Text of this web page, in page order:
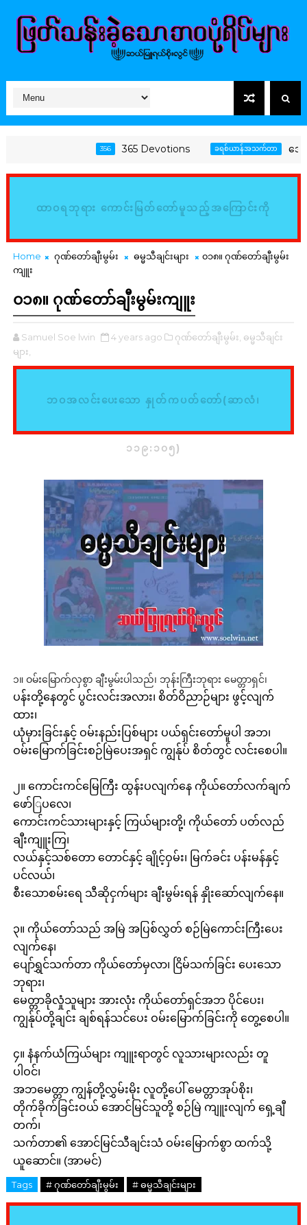
365 Devotions ခရစ်ယာန်အသက်တာ အောင်မြ
ထာဝရဘုရား ကောင်းမြတ်တော်မူသည့်အကြောင်းကို
မြည်းစမ်း၍ သိမှတ်ကြလော့ (ဆာလံ၊ ၃၄:၈)
Home ဂုဏ်တော်ချီးမွမ်း ဓမ္မသီချင်းများ
၀၁၈။ ဂုဏ်တော်ချီးမွမ်း
ကျူး
၀၁၈။ ဂုဏ်တော်ချီးမွမ်းကျူး
Samuel Soe lwin 4 years ago ဂုဏ်တော်ချီးမွမ်း, ဓမ္မသီချင်း
များ,
ဘဝအလင်းပေးသော နှုတ်ကပတ်တော်(ဆာလံ၊
၁၁၉:၁၀၅)
၁။ ဝမ်းမြောက်လှစွာ ချီးမွမ်းပါသည်၊ ဘုန်းကြီးဘုရား မေတ္တာရှင်၊
ပန်းတို့နေတွင် ပွင်းလင်းအလား၊ စိတ်ဝိညာဉ်များ ဖွင့်လျက်
ထား၊
ယုံမှားခြင်းနှင့် ဝမ်းနည်းပြစ်များ ပယ်ရှင်းတော်မူပါ အဘ၊
ဝမ်းမြောက်ခြင်းစဉ်မြဲပေးအရှင် ကျွန်ုပ် စိတ်တွင် လင်းစေပါ။
၂။ ကောင်းကင်မြေကြီး ထွန်းပလျက်နေ ကိုယ်တော်လက်ချက်
ဖော်ြပလေ၊
ကောင်းကင်သားများနှင့် ကြယ်များတို့၊ ကိုယ်တော် ပတ်လည်
ချီးကျူးကြ၊
လယ်နှင့်သစ်တော တောင်နှင့် ချိုင့်ဝှမ်း၊ မြက်ခင်း ပန်းမန်နှင့်
ပင်လယ်၊
စီးသောစမ်းရေ သီဆိုငှက်များ ချီးမွမ်းရန် နှိုးဆော်လျက်နေ။
၃။ ကိုယ်တော်သည် အမြဲ အပြစ်လွှတ် စဉ်မြဲကောင်းကြီးပေး
လျက်နေ၊
ပျော်ရွှင်သက်တာ ကိုယ်တော်မှလာ၊ ငြိမ်သက်ခြင်း ပေးသော
ဘုရား၊
မေတ္တာခိုလှုံသူများ အားလုံး ကိုယ်တော်ရှင်အဘ ပိုင်ပေး၊
ကျွန်ုပ်တို့ချင်း ချစ်ရန်သင်ပေး ဝမ်းမြောက်ခြင်းကို တွေ့စေပါ။
၄။ နံနက်ယံကြယ်များ ကျူးရာတွင် လူသားများလည်း တူ
ပါဝင်၊
အဘမေတ္တာ ကျွန်တို့လွှမ်းမိုး လူတို့ပေါ် မေတ္တာအုပ်စိုး၊
တိုက်ခိုက်ခြင်းဝယ် အောင်မြင်သူတို့ စဉ်မြဲ ကျူးလျက် ရှေ့ချီ
တက်၊
သက်တာ၏ အောင်မြင်သီချင်းသံ ဝမ်းမြောက်စွာ ထက်သို့
ယူဆောင်။ (အာမင်)
Tags # ဂုဏ်တော်ချီးမွမ်း # ဓမ္မသီချင်းများ